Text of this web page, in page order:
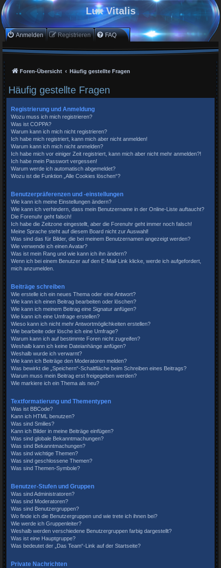
Lux Vitalis
Anmelden Registrieren FAQ
Foren-Übersicht Häufig gestellte Fragen
Häufig gestellte Fragen
Registrierung und Anmeldung
Wozu muss ich mich registrieren?
Was ist COPPA?
Warum kann ich mich nicht registrieren?
Ich habe mich registriert, kann mich aber nicht anmelden!
Warum kann ich mich nicht anmelden?
Ich habe mich vor einiger Zeit registriert, kann mich aber nicht mehr anmelden?!
Ich habe mein Passwort vergessen!
Warum werde ich automatisch abgemeldet?
Wozu ist die Funktion „Alle Cookies löschen“?
Benutzerpräferenzen und -einstellungen
Wie kann ich meine Einstellungen ändern?
Wie kann ich verhindern, dass mein Benutzername in der Online-Liste auftaucht?
Die Forenuhr geht falsch!
Ich habe die Zeitzone eingestellt, aber die Forenuhr geht immer noch falsch!
Meine Sprache steht auf diesem Board nicht zur Auswahl!
Was sind das für Bilder, die bei meinem Benutzernamen angezeigt werden?
Wie verwende ich einen Avatar?
Was ist mein Rang und wie kann ich ihn ändern?
Wenn ich bei einem Benutzer auf den E-Mail-Link klicke, werde ich aufgefordert,
mich anzumelden.
Beiträge schreiben
Wie erstelle ich ein neues Thema oder eine Antwort?
Wie kann ich einen Beitrag bearbeiten oder löschen?
Wie kann ich meinem Beitrag eine Signatur anfügen?
Wie kann ich eine Umfrage erstellen?
Wieso kann ich nicht mehr Antwortmöglichkeiten erstellen?
Wie bearbeite oder lösche ich eine Umfrage?
Warum kann ich auf bestimmte Foren nicht zugreifen?
Weshalb kann ich keine Dateianhänge anfügen?
Weshalb wurde ich verwarnt?
Wie kann ich Beiträge den Moderatoren melden?
Was bewirkt die „Speichern“-Schaltfläche beim Schreiben eines Beitrags?
Warum muss mein Beitrag erst freigegeben werden?
Wie markiere ich ein Thema als neu?
Textformatierung und Thementypen
Was ist BBCode?
Kann ich HTML benutzen?
Was sind Smilies?
Kann ich Bilder in meine Beiträge einfügen?
Was sind globale Bekanntmachungen?
Was sind Bekanntmachungen?
Was sind wichtige Themen?
Was sind geschlossene Themen?
Was sind Themen-Symbole?
Benutzer-Stufen und Gruppen
Was sind Administratoren?
Was sind Moderatoren?
Was sind Benutzergruppen?
Wo finde ich die Benutzergruppen und wie trete ich ihnen bei?
Wie werde ich Gruppenleiter?
Weshalb werden verschiedene Benutzergruppen farbig dargestellt?
Was ist eine Hauptgruppe?
Was bedeutet der „Das Team“-Link auf der Startseite?
Private Nachrichten